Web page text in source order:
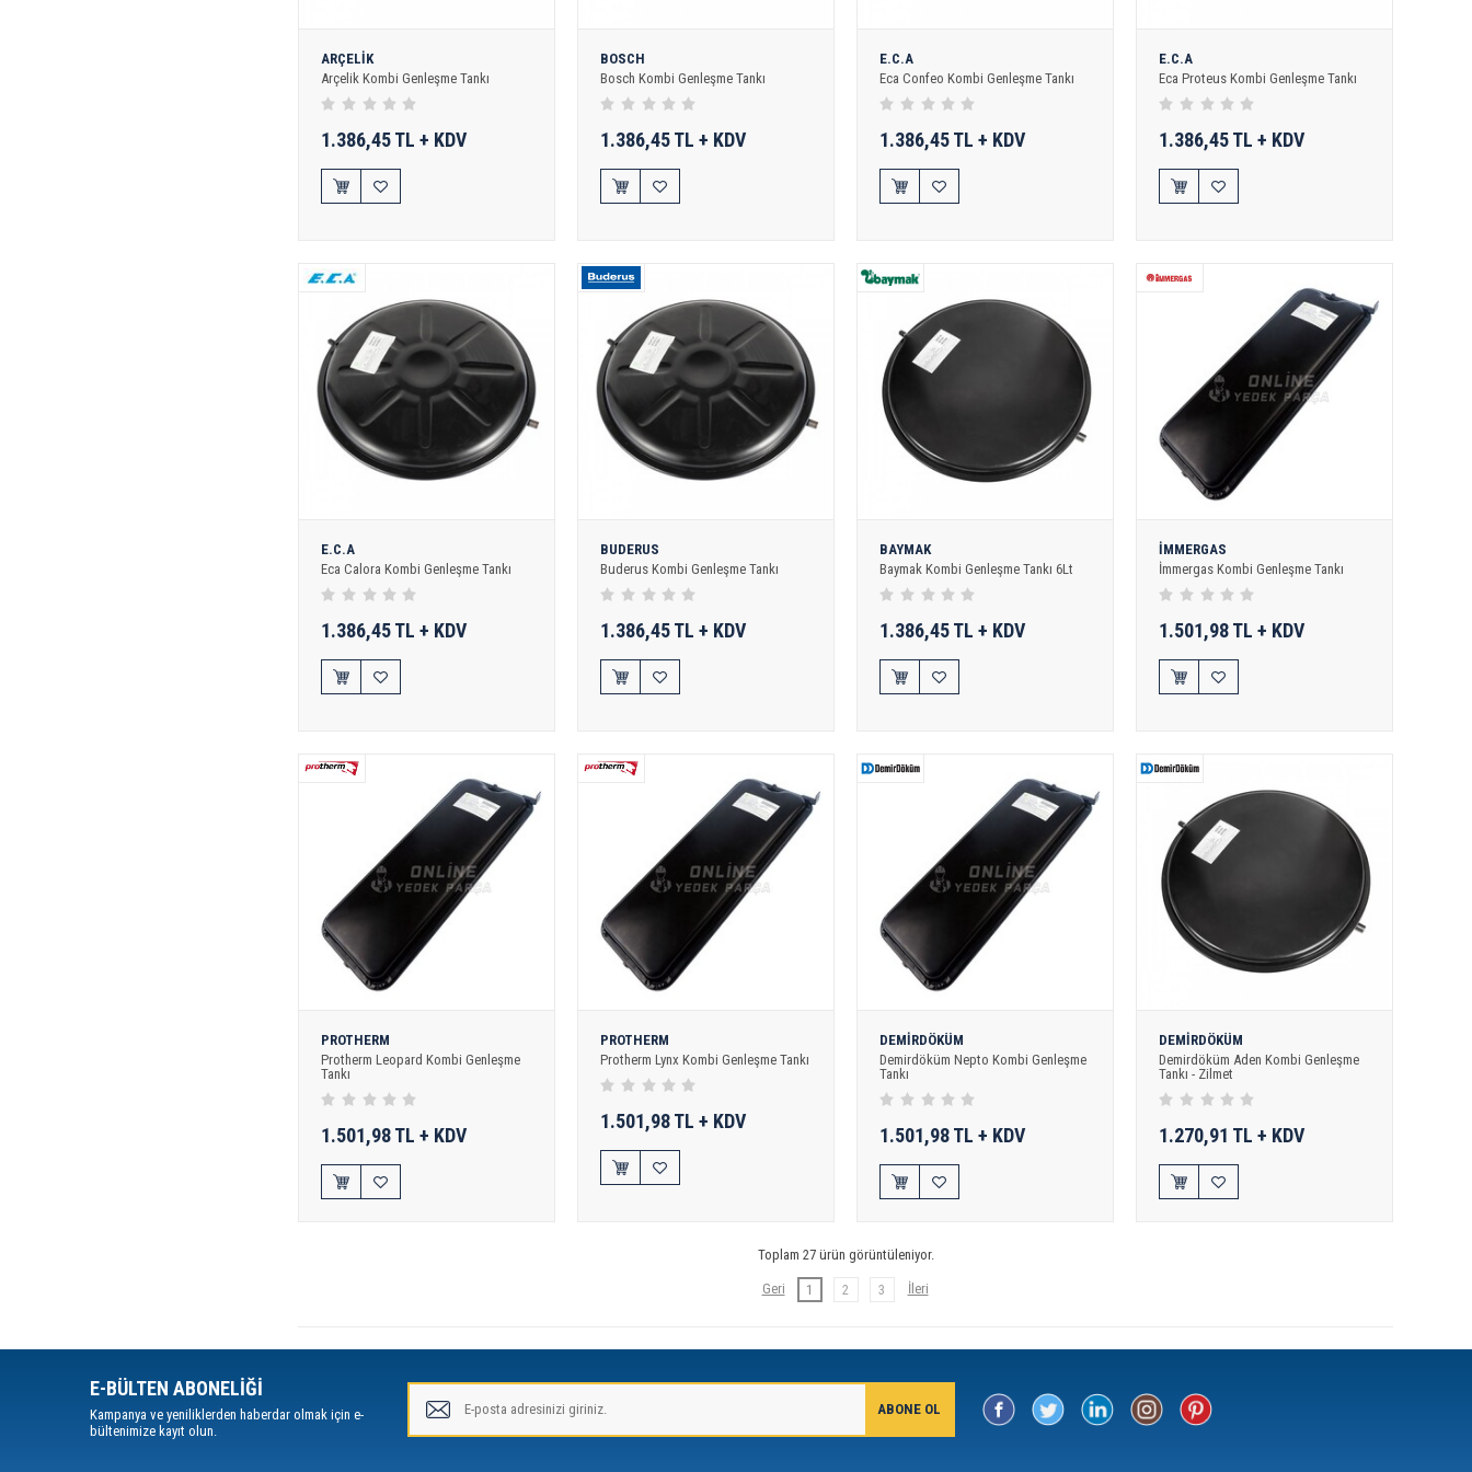
ARÇELİK
Arçelik Kombi Genleşme Tankı
1.386,45 TL + KDV
BOSCH
Bosch Kombi Genleşme Tankı
1.386,45 TL + KDV
E.C.A
Eca Confeo Kombi Genleşme Tankı
1.386,45 TL + KDV
E.C.A
Eca Proteus Kombi Genleşme Tankı
1.386,45 TL + KDV
E.C.A
Eca Calora Kombi Genleşme Tankı
1.386,45 TL + KDV
BUDERUS
Buderus Kombi Genleşme Tankı
1.386,45 TL + KDV
BAYMAK
Baymak Kombi Genleşme Tankı 6Lt
1.386,45 TL + KDV
İMMERGAS
İmmergas Kombi Genleşme Tankı
1.501,98 TL + KDV
PROTHERM
Protherm Leopard Kombi Genleşme
Tankı
1.501,98 TL + KDV
PROTHERM
Protherm Lynx Kombi Genleşme Tankı
1.501,98 TL + KDV
DEMİRDÖKÜM
Demirdöküm Nepto Kombi Genleşme
Tankı
1.501,98 TL + KDV
DEMİRDÖKÜM
Demirdöküm Aden Kombi Genleşme
Tankı - Zilmet
1.270,91 TL + KDV
Toplam 27 ürün görüntüleniyor.
1 2 3
E-BÜLTEN ABONELİĞİ
Kampanya ve yeniliklerden haberdar olmak için e-
bültenimize kayıt olun.